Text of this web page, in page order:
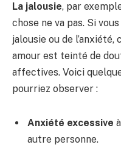
La jalousie, par
chose ne va pas. Si
jalousie ou de
amour est teinté de
affectives. Voici
pourriez observer :
Anxiété excessive
autre personne.